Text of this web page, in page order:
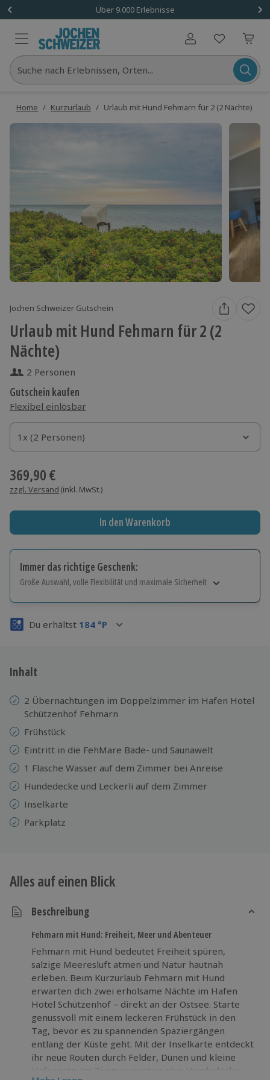
Über 9.000 Erlebnisse
Benutzerkonto
Suche nach Erlebnissen, Orten...
Home / Kurzurlaub / Urlaub mit Hund Fehmarn für 2 (2 Nächte)
Jochen Schweizer Gutschein
Urlaub mit Hund Fehmarn für 2 (2
Nächte)
2 Personen
Gutschein kaufen
Flexibel einlösbar
1x (2 Personen)
1x (2 Personen)
1x (2 Personen)
369,90 €
zzgl. Versand (inkl. MwSt.)
In den Warenkorb
Immer das richtige Geschenk:
Große Auswahl, volle Flexibilität und maximale Sicherheit
Volle Flexibilität
3 Jahre gültig & verlängerbar.
Du erhältst 184 °P
Inhalt
2 Übernachtungen im Doppelzimmer im Hafen Hotel
Schützenhof Fehmarn
Frühstück
Eintritt in die FehMare Bade- und Saunawelt
1 Flasche Wasser auf dem Zimmer bei Anreise
Hundedecke und Leckerli auf dem Zimmer
Inselkarte
Parkplatz
Alles auf einen Blick
Beschreibung
Fehmarn mit Hund: Freiheit, Meer und Abenteuer
Fehmarn mit Hund bedeutet Freiheit spüren,
salzige Meeresluft atmen und Natur hautnah
erleben. Beim Kurzurlaub Fehmarn mit Hund
erwarten dich zwei erholsame Nächte im Hafen
Hotel Schützenhof – direkt an der Ostsee. Starte
genussvoll mit einem leckeren Frühstück in den
Tag, bevor es zu spannenden Spaziergängen
entlang der Küste geht. Mit der Inselkarte entdeckt
ihr neue Routen durch Felder, Dünen und kleine
Hafenorte. Im Zimmer warten eine Hundedecke